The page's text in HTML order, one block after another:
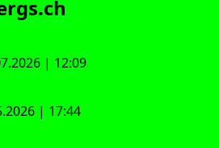
| 12:09
| 17:44